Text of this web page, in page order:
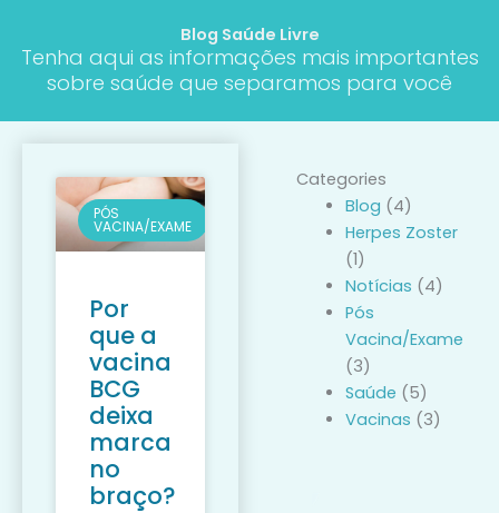
content
Blog Saúde Livre
Tenha aqui as informações mais importantes
sobre saúde que separamos para você
PÓS
VACINA/EXAME
Por
que a
vacina
BCG
deixa
marca
no
braço?
Categories
Blog (4)
Herpes Zoster
(1)
Notícias (4)
Pós
Vacina/Exame
(3)
Saúde (5)
Vacinas (3)